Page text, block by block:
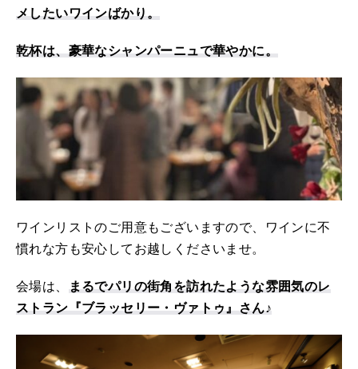
メしたいワインばかり。
乾杯は、豪華なシャンパーニュで華やかに。
ワインリストのご用意もございますので、ワインに不
慣れな方も安心してお越しくださいませ。
会場は、 まるでパリの街角を訪れたような雰囲気のレ
ストラン『ブラッセリー・ヴァトゥ』さん♪